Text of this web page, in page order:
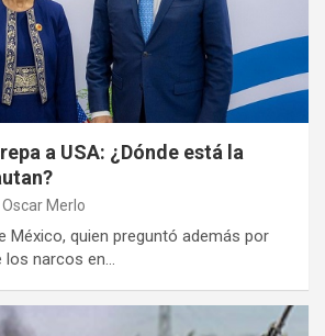
a USA: ¿Dónde está la
Oscar Merlo
México, quien preguntó además por
los narcos en…